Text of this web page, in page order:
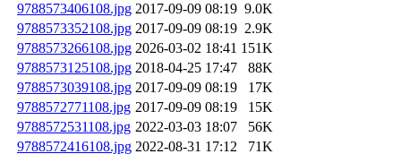
9788573406108.jpg 2017-09-09 08:19 9.0K
9788573352108.jpg 2017-09-09 08:19 2.9K
9788573266108.jpg 2026-03-02 18:41 151K
9788573125108.jpg 2018-04-25 17:47
88K
9788573039108.jpg 2017-09-09 08:19
17K
9788572771108.jpg 2017-09-09 08:19
15K
9788572531108.jpg 2022-03-03 18:07
56K
9788572416108.jpg 2022-08-31 17:12 71K